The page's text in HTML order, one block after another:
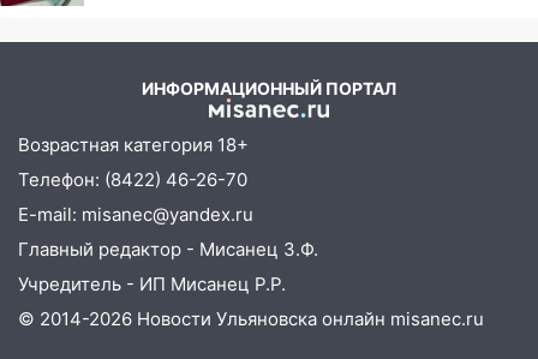
Ульяновска успешно выступили на
В Ульяновской области убрали
более 28% площадей зерновых и
зернобобовых культур
15:51 Бросила кирпич в жену брата: в
Ульяновской области завели дело на
агрессивную женщину
15:47 На улице Радищева сбили
ИНФОРМАЦИОННЫЙ ПОРТАЛ
Возрастная категория 18+
Телефон: (8422) 46-26-70
E-mail: misanec@yandex.ru
Главный редактор - Мисанец З.Ф.
Учредитель - ИП Мисанец Р.Р.
© 2014-2026 Новости Ульяновска онлайн misanec.ru